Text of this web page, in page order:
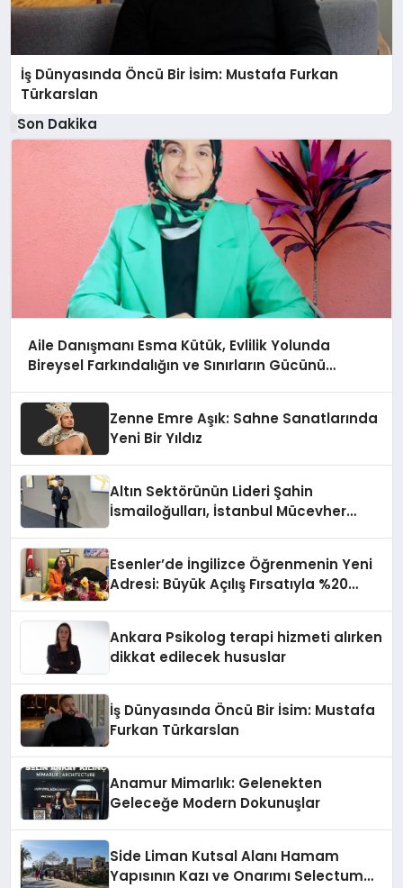
İş Dünyasında Öncü Bir İsim: Mustafa Furkan
Türkarslan
Son Dakika
Aile Danışmanı Esma Kütük, Evlilik Yolunda
Bireysel Farkındalığın ve Sınırların Gücünü
Zenne Emre Aşık: Sahne Sanatlarında
Yeni Bir Yıldız
Altın Sektörünün Lideri Şahin
İsmailoğulları, İstanbul Mücevher
Esenler’de İngilizce Öğrenmenin Yeni
Adresi: Büyük Açılış Fırsatıyla %20
Ankara Psikolog terapi hizmeti alırken
dikkat edilecek hususlar
İş Dünyasında Öncü Bir İsim: Mustafa
Furkan Türkarslan
Anamur Mimarlık: Gelenekten
Geleceğe Modern Dokunuşlar
Side Liman Kutsal Alanı Hamam
Yapısının Kazı ve Onarımı Selectum